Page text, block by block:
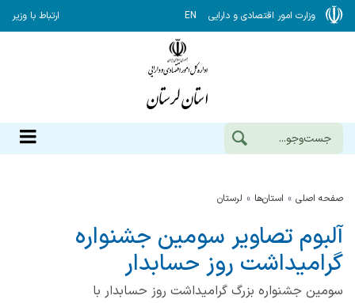
وزارت امور اقتصادی و دارایی EN ارتباط با وزیر
صفحه اصلی استان‌ها لرستان
آلبوم تصاویر سومین جشنواره
گرامیداشت روز حسابدار
سومین جشنواره بزرگ گرامیداشت روز حسابدار با